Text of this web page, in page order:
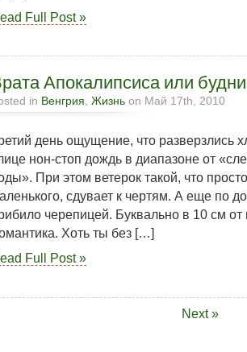
Full Post »
Апокалипсиса или
in Венгрия Жизнь on Май 17th, 2010
день ощущение, что разверзлись
нон-стоп дождь в диапазоне от
При этом ветерок такой, что
сдувает к чертям. А еще по
черепицей. Буквально в 10 см
Хоть ты без […]
Full Post »
Next »